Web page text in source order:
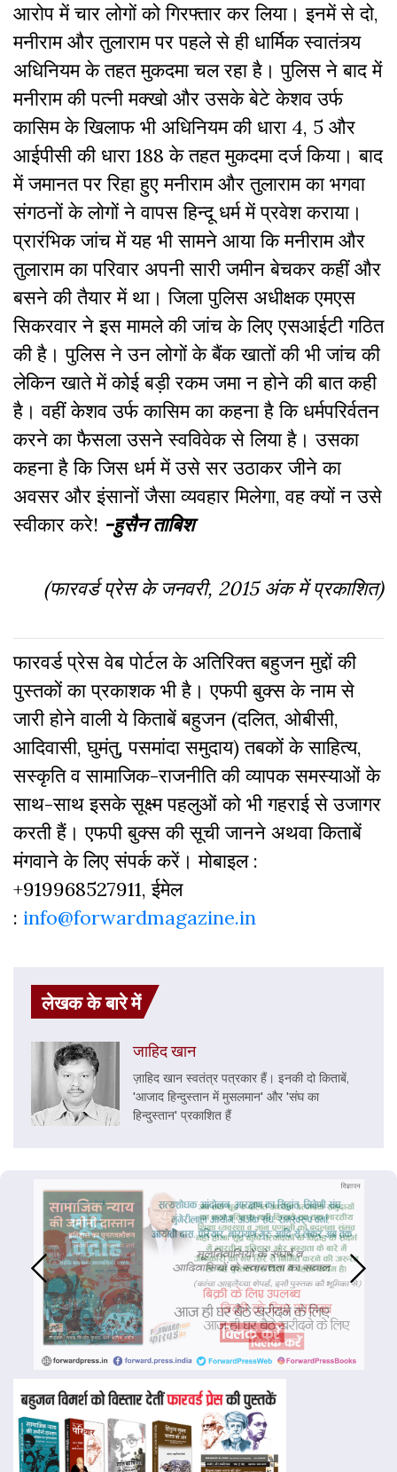
आरोप में चार लोगों को गिरफ्तार कर लिया। इनमें से दो,
मनीराम और तुलाराम पर पहले से ही धार्मिक स्वातंत्र्य
अधिनियम के तहत मुकदमा चल रहा है। पुलिस ने बाद में
मनीराम की पत्नी मक्खो और उसके बेटे केशव उर्फ
कासिम के खिलाफ भी अधिनियम की धारा 4, 5 और
आईपीसी की धारा 188 के तहत मुकदमा दर्ज किया। बाद
में जमानत पर रिहा हुए मनीराम और तुलाराम का भगवा
संगठनों के लोगों ने वापस हिन्दू धर्म में प्रवेश कराया।
प्रारंभिक जांच में यह भी सामने आया कि मनीराम और
तुलाराम का परिवार अपनी सारी जमीन बेचकर कहीं और
बसने की तैयार में था। जिला पुलिस अधीक्षक एमएस
सिकरवार ने इस मामले की जांच के लिए एसआईटी गठित
की है। पुलिस ने उन लोगों के बैंक खातों की भी जांच की
लेकिन खाते में कोई बड़ी रकम जमा न होने की बात कही
है। वहीं केशव उर्फ कासिम का कहना है कि धर्मपरिर्वतन
करने का फैसला उसने स्वविवेक से लिया है। उसका
कहना है कि जिस धर्म में उसे सर उठाकर जीने का
अवसर और इंसानों जैसा व्यवहार मिलेगा, वह क्यों न उसे
स्वीकार करे! -हुसैन ताबिश
(फारवर्ड प्रेस के जनवरी, 2015 अंक में प्रकाशित)
फारवर्ड प्रेस वेब पोर्टल के अतिरिक्‍त बहुजन मुद्दों की
पुस्‍तकों का प्रकाशक भी है। एफपी बुक्‍स के नाम से
जारी होने वाली ये किताबें बहुजन (दलित, ओबीसी,
आदिवासी, घुमंतु, पसमांदा समुदाय) तबकों के साहित्‍य,
सस्‍क‍ृति व सामाजिक-राजनीति की व्‍यापक समस्‍याओं के
साथ-साथ इसके सूक्ष्म पहलुओं को भी गहराई से उजागर
करती हैं। एफपी बुक्‍स की सूची जानने अथवा किताबें
मंगवाने के लिए संपर्क करें। मोबाइल :
+919968527911, ईमेल
: info@forwardmagazine.in
लेखक के बारे में
जाहिद खान
ज़ाहिद खान स्वतंत्र पत्रकार हैं। इनकी दो किताबें,
'आजाद हिन्दुस्तान में मुसलमान' और 'संघ का
हिन्दुस्तान' प्रकाशित हैं